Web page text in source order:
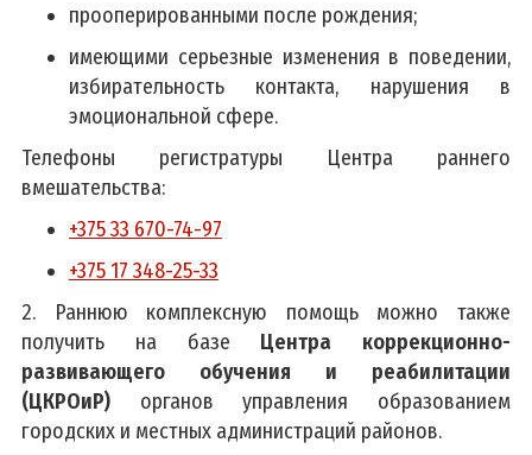
прооперированными после рождения;
имеющими серьезные изменения в поведении,
избирательность контакта, нарушения в
эмоциональной сфере.
Телефоны регистратуры Центра раннего
вмешательства:
+375 33 670-74-97
+375 17 348-25-33
2. Раннюю комплексную помощь можно также
получить на базе Центра коррекционно-
развивающего обучения и реабилитации
(ЦКРОиР) органов управления образованием
городских и местных администраций районов.